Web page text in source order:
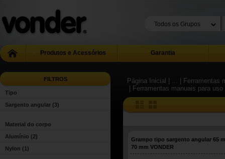
Produtos e Acessórios Garantia
FILTROS
Tipo
Sargento angular (3)
Material do corpo
Alumínio (2)
Nylon (1)
Página Inicial | ...
|
| Ferramentas manuais para uso
Grampo tipo sargento angular 65
70 mm VONDER